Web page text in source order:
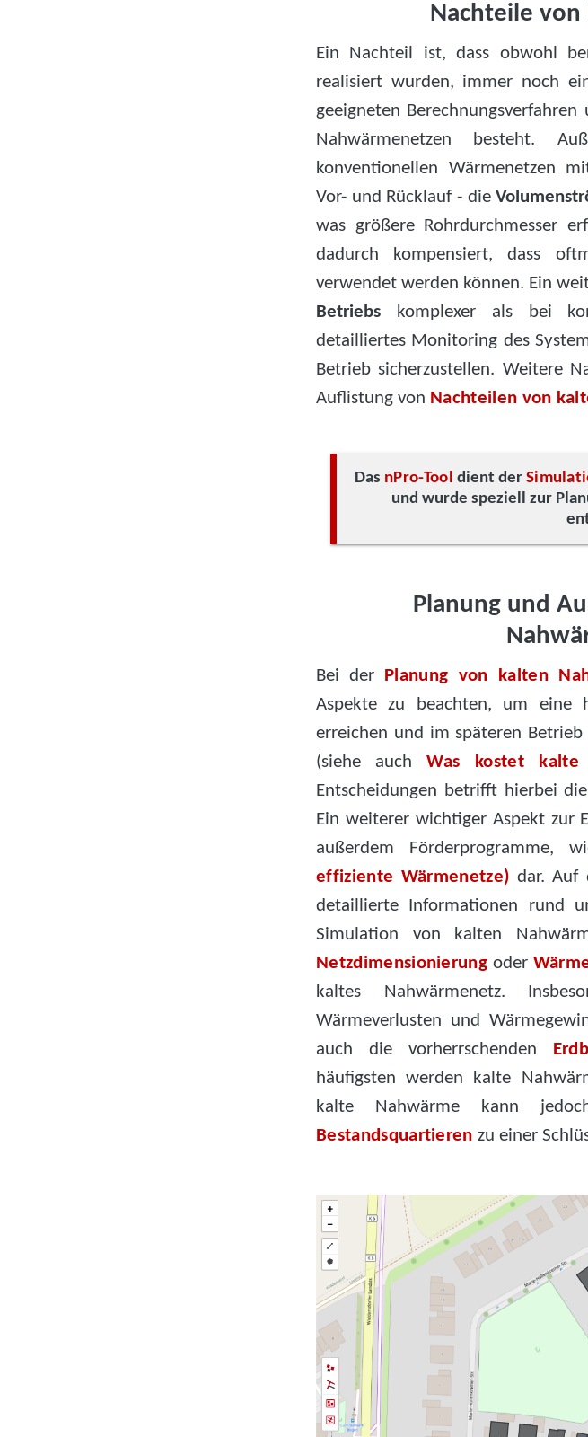
Nachteile
Ein Nachteil ist, dass obwohl
realisiert wurden, immer noch
geeigneten
Nahwärmenetzen besteht.
konventionellen Wärmenetzen
Vor- und Rücklauf - die
was größere Rohrdurchmesser
dadurch kompensiert, dass
verwendet werden können. Ein
Betriebs komplexer als bei
detailliertes Monitoring des
Betrieb sicherzustellen. Weitere
Auflistung von Nachteilen von
Das nPro-Tool dient der
und wurde speziell zur
Planung und
Bei der Planung von kalten
Aspekte zu beachten, um eine
erreichen und im späteren Betrieb
(siehe auchWas kostet kalte
Entscheidungen betrifft hierbei
Ein weiterer wichtiger Aspekt zur
außerdem Förderprogramme,
effiziente Wärmenetze) dar. Auf
detaillierte Informationen rund
Simulation von kalten
Netzdimensionierung oder
kaltes Nahwärmenetz.
Wärmeverlusten und
auch die vorherrschenden
häufigsten werden kalte
kalte Nahwärme kann
Bestandsquartieren zu einer